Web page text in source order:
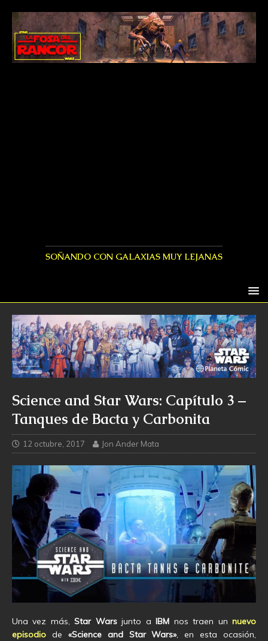
SOÑANDO CON GALAXIAS MUY LEJANAS
Science and Star Wars: Capítulo 3 –
Tanques de Bacta y Carbonita
12 octubre, 2017 Jon Ander Mata
Una vez más,Star Warsjunto a IBM nos traen un nuevo
episodio de «Science and Star Wars», en esta ocasión,